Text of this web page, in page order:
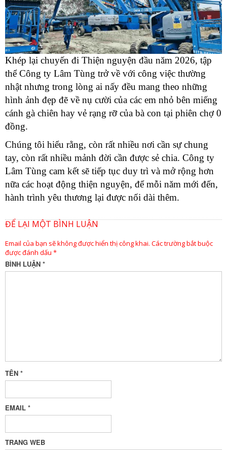
Khép lại chuyến đi Thiện nguyện đầu năm 2026, tập
thể Công ty Lâm Tùng trở về với công việc thường
nhật nhưng trong lòng ai nấy đều mang theo những
hình ảnh đẹp đẽ về nụ cười của các em nhỏ bên miếng
cánh gà chiên hay vẻ rạng rỡ của bà con tại phiên chợ 0
đồng.
Chúng tôi hiểu rằng, còn rất nhiều nơi cần sự chung
tay, còn rất nhiều mảnh đời cần được sẻ chia. Công ty
Lâm Tùng cam kết sẽ tiếp tục duy trì và mở rộng hơn
nữa các hoạt động thiện nguyện, để mỗi năm mới đến,
hành trình yêu thương lại được nối dài thêm.
ĐỂ LẠI MỘT BÌNH LUẬN
Email của bạn sẽ không được hiển thị công khai. Các trường bắt buộc
được đánh dấu *
BÌNH LUẬN *
TÊN *
EMAIL *
TRANG WEB